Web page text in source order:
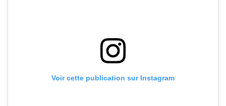
Voir cette publication sur Instagram